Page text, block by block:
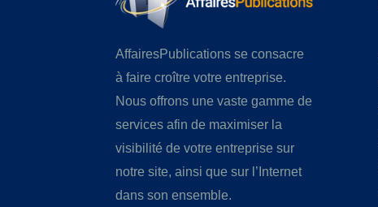
AffairesPublications se consacre
à faire croître votre entreprise.
Nous offrons une vaste gamme de
services afin de maximiser la
visibilité de votre entreprise sur
notre site, ainsi que sur l’Internet
dans son ensemble.